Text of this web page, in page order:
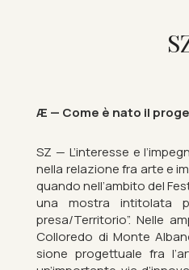
Æ — Come è nato il
SZ — L’in­teresse e
nella relazione fra arte e
quando nell’am­bito del
una mostra in­tit­olata
presa/Ter­ritorio”. Nelle
Col­loredo di Monte
sione pro­gettuale fra